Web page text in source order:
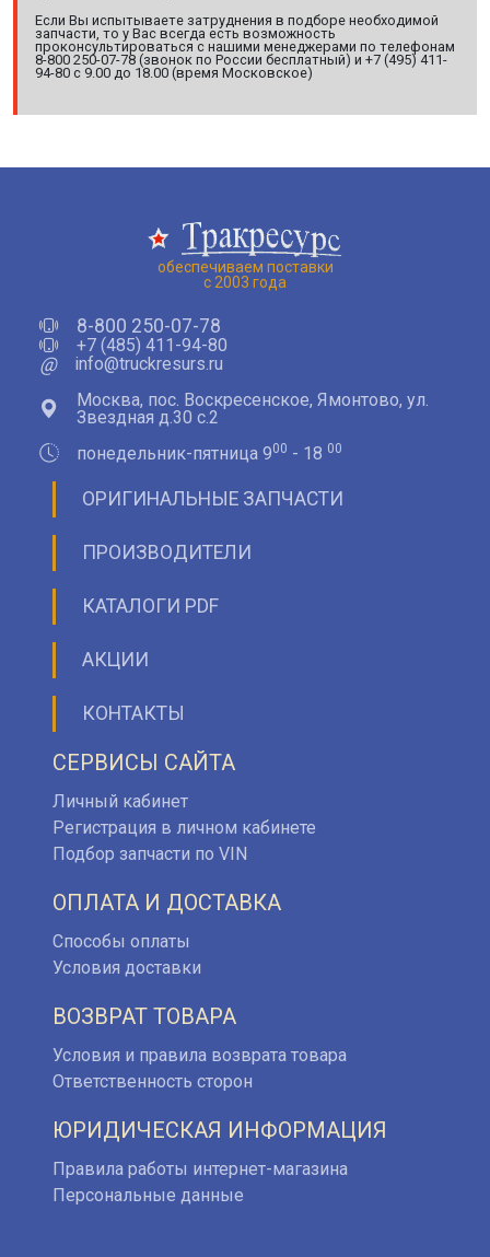
Если Вы испытываете затруднения в подборе необходимой
запчасти, то у Вас всегда есть возможность
проконсультироваться с нашими менеджерами по телефонам
8-800 250-07-78 (звонок по России бесплатный) и +7 (495) 411-
94-80 с 9.00 до 18.00 (время Московское)
обеспечиваем поставки
с 2003 года
8-800 250-07-78
+7 (485) 411-94-80
@
info@truckresurs.ru
Москва, пос. Воскресенское, Ямонтово, ул.
Звездная д.30 с.2
понедельник-пятница 900 - 18 00
ОРИГИНАЛЬНЫЕ ЗАПЧАСТИ
ПРОИЗВОДИТЕЛИ
КАТАЛОГИ PDF
АКЦИИ
КОНТАКТЫ
СЕРВИСЫ САЙТА
Личный кабинет
Регистрация в личном кабинете
Подбор запчасти по VIN
ОПЛАТА И ДОСТАВКА
Способы оплаты
Условия доставки
ВОЗВРАТ ТОВАРА
Условия и правила возврата товара
Ответственность сторон
ЮРИДИЧЕСКАЯ ИНФОРМАЦИЯ
Правила работы интернет-магазина
Персональные данные